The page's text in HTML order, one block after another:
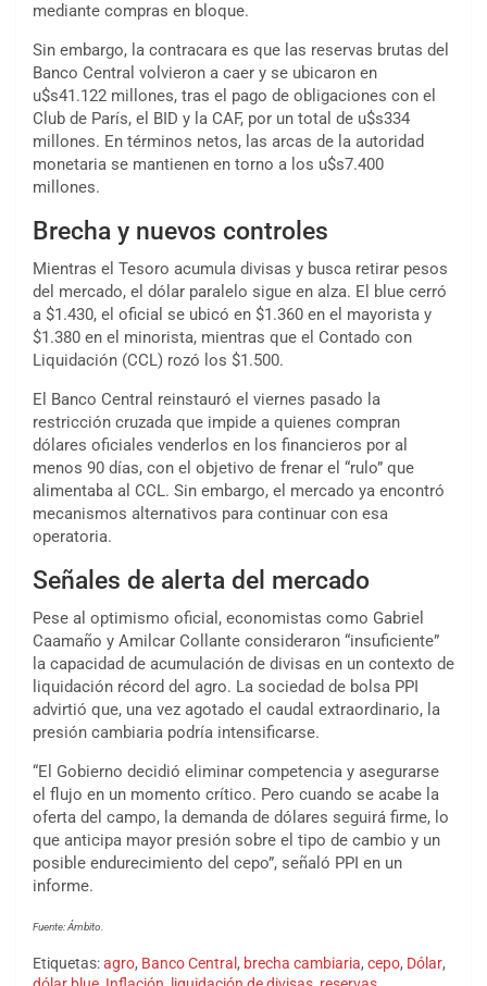
mediante compras en bloque.
Sin embargo, la contracara es que las reservas brutas del
Banco Central volvieron a caer y se ubicaron en
u$s41.122 millones, tras el pago de obligaciones con el
Club de París, el BID y la CAF, por un total de u$s334
millones. En términos netos, las arcas de la autoridad
monetaria se mantienen en torno a los u$s7.400
millones.
Brecha y nuevos controles
Mientras el Tesoro acumula divisas y busca retirar pesos
del mercado, el dólar paralelo sigue en alza. El blue cerró
a $1.430, el oficial se ubicó en $1.360 en el mayorista y
$1.380 en el minorista, mientras que el Contado con
Liquidación (CCL) rozó los $1.500.
El Banco Central reinstauró el viernes pasado la
restricción cruzada que impide a quienes compran
dólares oficiales venderlos en los financieros por al
menos 90 días, con el objetivo de frenar el “rulo” que
alimentaba al CCL. Sin embargo, el mercado ya encontró
mecanismos alternativos para continuar con esa
operatoria.
Señales de alerta del mercado
Pese al optimismo oficial, economistas como Gabriel
Caamaño y Amilcar Collante consideraron “insuficiente”
la capacidad de acumulación de divisas en un contexto de
liquidación récord del agro. La sociedad de bolsa PPI
advirtió que, una vez agotado el caudal extraordinario, la
presión cambiaria podría intensificarse.
“El Gobierno decidió eliminar competencia y asegurarse
el flujo en un momento crítico. Pero cuando se acabe la
oferta del campo, la demanda de dólares seguirá firme, lo
que anticipa mayor presión sobre el tipo de cambio y un
posible endurecimiento del cepo”, señaló PPI en un
informe.
Fuente: Ámbito.
Etiquetas:agro, Banco Central , brecha cambiaria, cepo, Dólar,